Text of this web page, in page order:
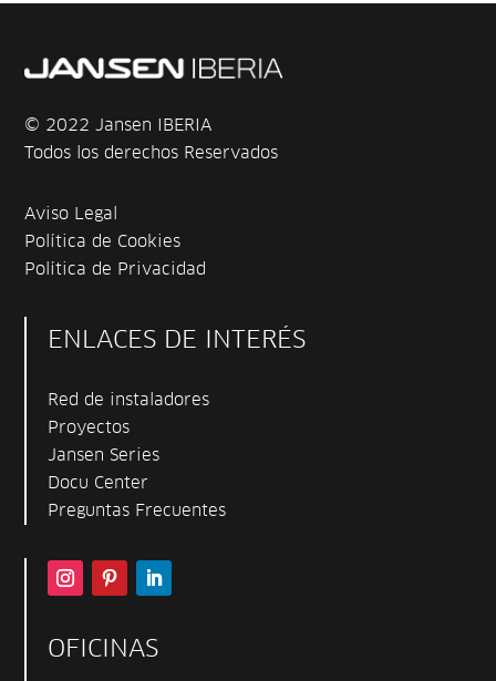
© 2022 Jansen IBERIA
Todos los derechos Reservados
Aviso Legal
Política de Cookies
Política de Privacidad
ENLACES DE INTERÉS
Red de instaladores
Proyectos
Jansen Series
Docu Center
Preguntas Frecuentes
OFICINAS